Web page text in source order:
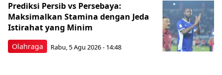
Olahraga
Prediksi Persib vs Persebaya:
Maksimalkan Stamina dengan Jeda
Istirahat yang Minim
Rabu, 5 Agu 2026 - 14:48